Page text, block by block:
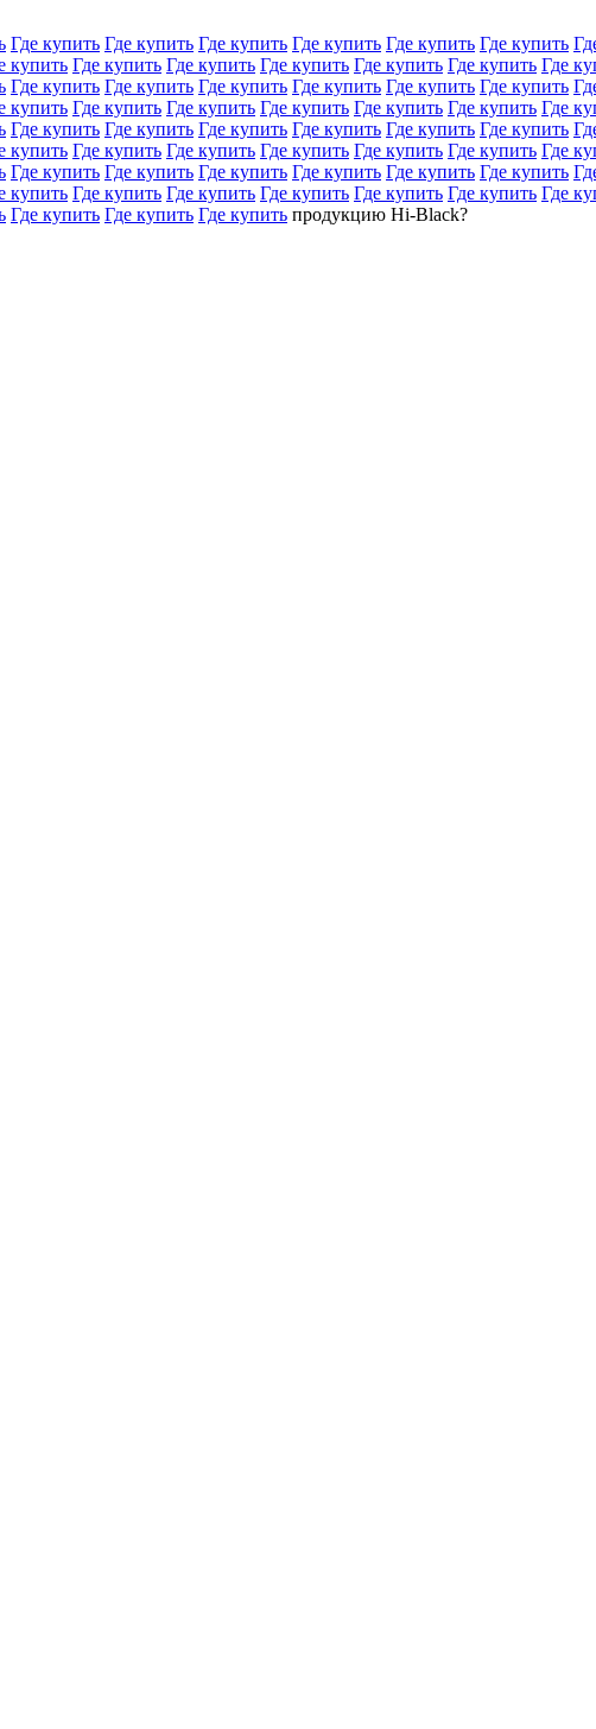
Где купить Где купить Где купить Где купить Где купить Где купить
купить Где купить Где купить Где купить Где купить Где купить Где
Где купить Где купить Где купить Где купить Где купить Где купить
купить Где купить Где купить Где купить Где купить Где купить Где
Где купить Где купить Где купить Где купить Где купить Где купить
купить Где купить Где купить Где купить Где купить Где купить Где
Где купить Где купить Где купить Где купить Где купить Где купить
купить Где купить Где купить Где купить Где купить Где купить Где
Где купить Где купить Где купить продукцию Hi-Black?